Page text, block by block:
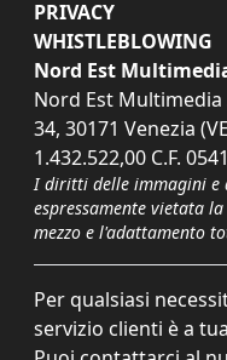
PRIVACY
WHISTLEBLOWING
Nord Est
Nord Est Multimedia
34, 30171 Venezia
1.432.522,00 C.F.
I diritti delle immagini e
espressamente vietata
mezzo e l'adattamento
Per qualsiasi
servizio clienti è a